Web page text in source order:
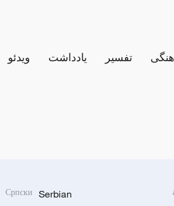
تفسیر یادداشت ویدئو
Serbian
Српски